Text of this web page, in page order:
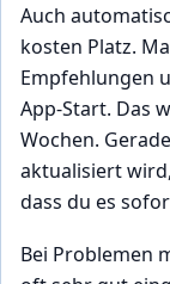
Auch
kosten Platz.
Empfehlungen
App-Start. Das
Wochen.
aktualisiert
dass du es
Bei Problemen